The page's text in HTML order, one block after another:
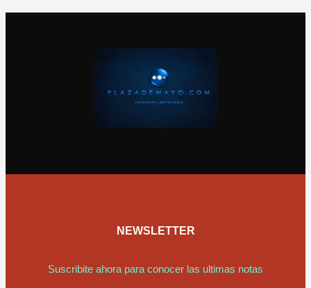
NEWSLETTER
Suscribite ahora para conocer las ultimas notas